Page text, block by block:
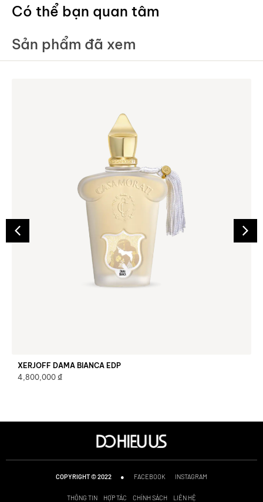
Có thể bạn quan tâm
Sản phẩm đã xem
XERJOFF DAMA BIANCA EDP
4,800,000 ₫
COPYRIGHT © 2022 ● FACEBOOK INSTAGRAM
THÔNG TIN HỢP TÁC CHÍNH SÁCH LIÊN HỆ